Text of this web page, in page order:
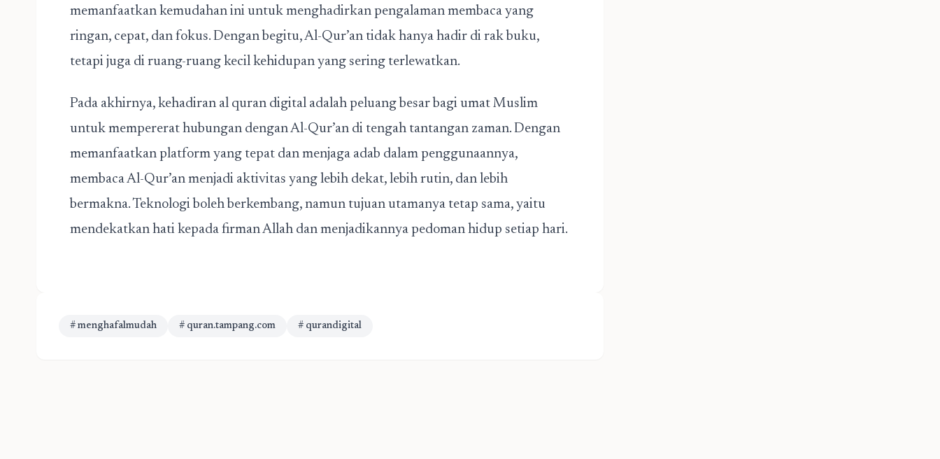
memanfaatkan kemudahan ini untuk menghadirkan pengalaman membaca yang
ringan, cepat, dan fokus. Dengan begitu, Al-Qur’an tidak hanya hadir di rak buku,
tetapi juga di ruang-ruang kecil kehidupan yang sering terlewatkan.
Pada akhirnya, kehadiran al quran digital adalah peluang besar bagi umat Muslim
untuk mempererat hubungan dengan Al-Qur’an di tengah tantangan zaman. Dengan
memanfaatkan platform yang tepat dan menjaga adab dalam penggunaannya,
membaca Al-Qur’an menjadi aktivitas yang lebih dekat, lebih rutin, dan lebih
bermakna. Teknologi boleh berkembang, namun tujuan utamanya tetap sama, yaitu
mendekatkan hati kepada firman Allah dan menjadikannya pedoman hidup setiap hari.
# menghafalmudah # quran.tampang.com # qurandigital